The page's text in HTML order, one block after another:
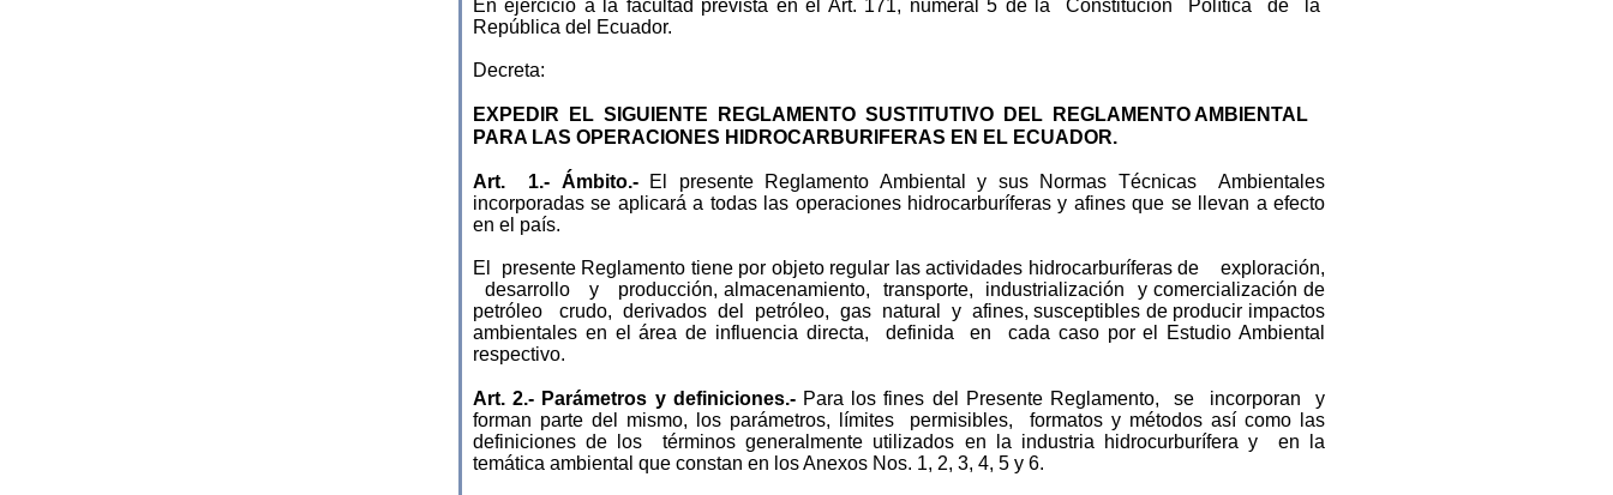
En ejercicio a la facultad prevista en el Art. 171, numeral 5 de la Constitución Política de la
República del Ecuador.
Decreta:
EXPEDIR EL SIGUIENTE REGLAMENTO SUSTITUTIVO DEL REGLAMENTO AMBIENTAL
PARA LAS OPERACIONES HIDROCARBURIFERAS EN EL ECUADOR.
Art. 1.- Ámbito.-
El presente Reglamento Ambiental y sus Normas Técnicas Ambientales
incorporadas se aplicará a todas las operaciones hidrocarburíferas y afines que se llevan a efecto
en el país.
El presente Reglamento tiene por objeto regular las actividades hidrocarburíferas de exploración,
desarrollo y producción, almacenamiento, transporte, industrialización y comercialización de
petróleo crudo, derivados del petróleo, gas natural y afines, susceptibles de producir impactos
ambientales en el área de influencia directa, definida en cada caso por el Estudio Ambiental
respectivo.
Art. 2.- Parámetros y definiciones.- Para los fines del Presente Reglamento, se incorporan y
forman parte del mismo, los parámetros, límites permisibles, formatos y métodos así como las
definiciones de los términos generalmente utilizados en la industria hidrocurburífera y en la
temática ambiental que constan en los Anexos Nos. 1, 2, 3, 4, 5 y 6.